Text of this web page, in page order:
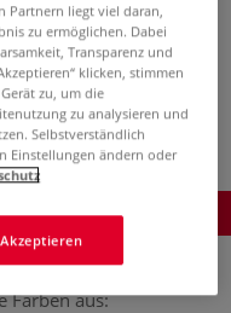
2 Sets
STABILO® BOSS®
ORIGINAL ARTY-
Sets, kalte Töne
Farben aus:
Partnern liegt viel daran,
zu ermöglichen. Dabei
Transparenz und
klicken, stimmen
zu, um die
zu analysieren und
Selbstverständlich
Einstellungen ändern oder
Akzeptieren